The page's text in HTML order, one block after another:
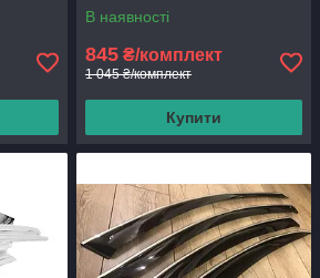
В наявності
845 ₴/комплект
1 045 ₴/комплект
Купити